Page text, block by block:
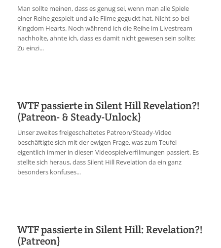
Man sollte meinen, dass es genug sei, wenn man alle Spiele
einer Reihe gespielt und alle Filme geguckt hat. Nicht so bei
Kingdom Hearts. Noch während ich die Reihe im Livestream
nachholte, ahnte ich, dass es damit nicht gewesen sein sollte:
Zu einzi...
WTF passierte in Silent Hill Revelation?!
(Patreon- & Steady-Unlock)
Unser zweites freigeschaltetes Patreon/Steady-Video
beschäftigte sich mit der ewigen Frage, was zum Teufel
eigentlich immer in diesen Videospielverfilmungen passiert. Es
stellte sich heraus, dass Silent Hill Revelation da ein ganz
besonders konfuses...
WTF passierte in Silent Hill: Revelation?!
(Patreon)